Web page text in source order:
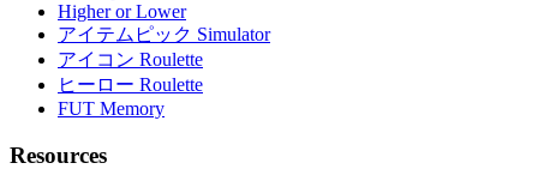
Higher or Lower
アイテムピック Simulator
アイコン Roulette
ヒーロー Roulette
FUT Memory
Resources